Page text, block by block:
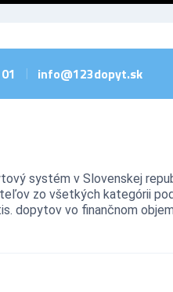
info@123dopyt.sk
systém v Slovenskej
zo všetkých kategórii
dopytov vo finančnom